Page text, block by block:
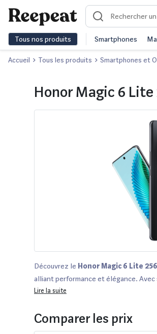
Tous nos produits Smartphones
Accueil Tous les produits Smartphones et
Honor Magic 6 Lite
Découvrez le Honor Magic 6 Lite
alliant performance et élégance.
Go, il est parfait pour toutes vos
états cosmétiques allant deparfait
12 à 36 mois
Lire la suite
Comparer les prix